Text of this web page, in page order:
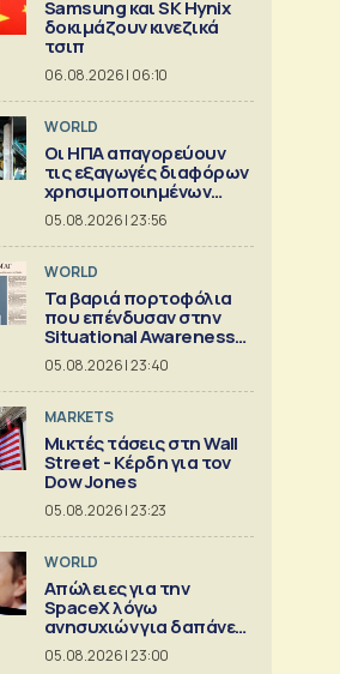
Samsung και SK Hynix
δοκιμάζουν κινεζικά
τσιπ
06.08.2026 | 06:10
WORLD
Οι ΗΠΑ απαγορεύουν
τις εξαγωγές διαφόρων
χρησιμοποιημένων
κρίσιμων ορυκτών
05.08.2026 | 23:56
WORLD
Τα βαριά πορτοφόλια
που επένδυσαν στην
Situational Awareness
πριν καταρρεύσει
05.08.2026 | 23:40
MARKETS
Μικτές τάσεις στη Wall
Street - Κέρδη για τον
Dow Jones
05.08.2026 | 23:23
WORLD
Απώλειες για την
SpaceX λόγω
ανησυχιών για δαπάνες
ΑΙ
05.08.2026 | 23:00